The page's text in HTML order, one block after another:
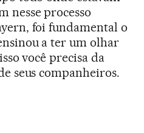
nesse processo
foi fundamental o
a ter um olhar
você precisa da
seus companheiros.